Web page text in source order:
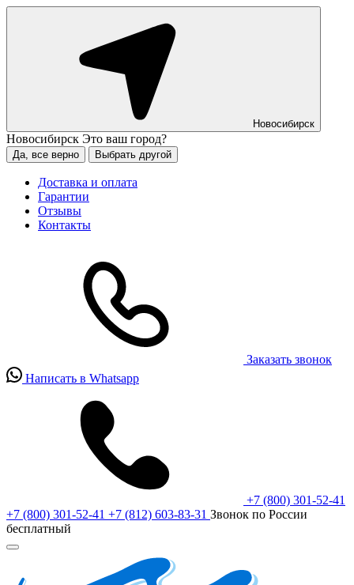
Новосибирск
Новосибирск Это ваш город?
Да, все верно Выбрать другой
Доставка и оплата
Гарантии
Отзывы
Контакты
Заказать звонок
Написать в Whatsapp
+7 (800) 301-52-41
+7 (800) 301-52-41 +7 (812) 603-83-31 Звонок по России
бесплатный